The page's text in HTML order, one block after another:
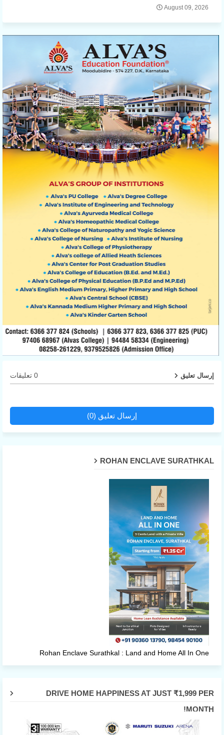
August 09, 2026
إرسال تعليق 0 تعليقات
إرسال تعليق (0)
ROHAN ENCLAVE SURATHKAL
Rohan Enclave Surathkal : Land and Home All In One
DRIVE HOME HAPPINESS AT JUST ₹1,999 PER
MONTH!